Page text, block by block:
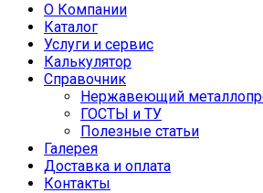
О Компании
Каталог
Услуги и сервис
Калькулятор
Справочник
Нержавеющий
ГОСТЫ и ТУ
Полезные статьи
Галерея
Доставка и оплата
Контакты